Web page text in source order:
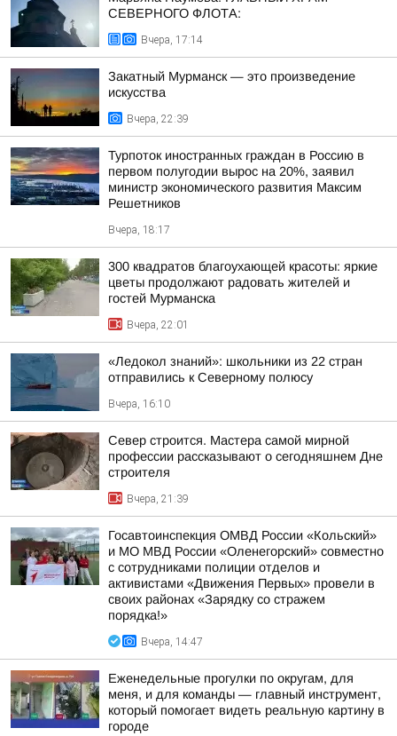
СЕВЕРНОГО ФЛОТА:
Вчера, 17:14
Закатный Мурманск — это произведение
искусства
Вчера, 22:39
Турпоток иностранных граждан в Россию в
первом полугодии вырос на 20%, заявил
министр экономического развития Максим
Решетников
Вчера, 18:17
300 квадратов благоухающей красоты: яркие
цветы продолжают радовать жителей и
гостей Мурманска
Вчера, 22:01
«Ледокол знаний»: школьники из 22 стран
отправились к Северному полюсу
Вчера, 16:10
Север строится. Мастера самой мирной
профессии рассказывают о сегодняшнем Дне
строителя
Вчера, 21:39
Госавтоинспекция ОМВД России «Кольский»
и МО МВД России «Оленегорский» совместно
с сотрудниками полиции отделов и
активистами «Движения Первых» провели в
своих районах «Зарядку со стражем
порядка!»
Вчера, 14:47
Еженедельные прогулки по округам, для
меня, и для команды — главный инструмент,
который помогает видеть реальную картину в
городе